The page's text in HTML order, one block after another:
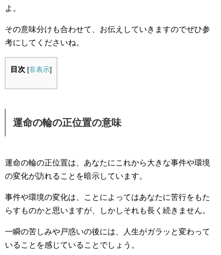
よ。
その意味分けも合わせて、お伝えしていきますのでぜひ参
考にしてくださいね。
目次 [非表示]
運命の輪の正位置の意味
運命の輪の正位置は、あなたにこれから大きな事件や環境
の変化が訪れることを暗示しています。
事件や環境の変化は、ことによってはあなたに苦行をもた
らすものかと思いますが、しかしそれも長く続きません。
一瞬の苦しみや戸惑いの後には、人生がガラッと変わって
いることを感じていることでしょう。